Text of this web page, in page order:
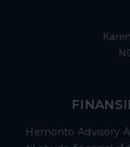
Hemonto Advisory